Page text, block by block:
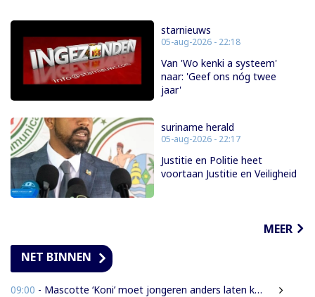
starnieuws
05-aug-2026 - 22:18
Van 'Wo kenki a systeem'
naar: 'Geef ons nóg twee
jaar'
suriname herald
05-aug-2026 - 22:17
Justitie en Politie heet
voortaan Justitie en Veiligheid
MEER
NET BINNEN
09:00 - Mascotte ‘Koni’ moet jongeren anders laten kijken naar Surinaamse houtsector